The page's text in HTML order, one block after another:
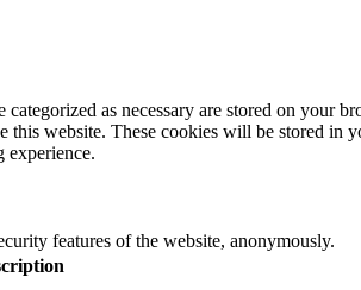
as necessary are stored on your
this website. These cookies will be stored in
experience.
features of the website, anonymously.